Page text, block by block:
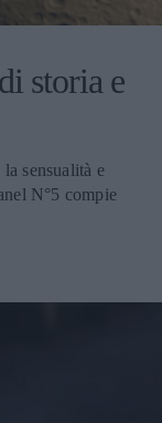
storia e
sensualità e
N°5 compie